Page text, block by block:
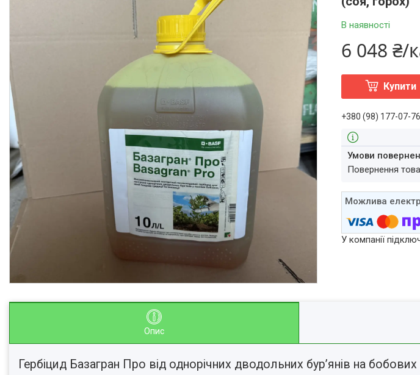
В наявності
6 048 ₴/
Купити
+380 (98) 177-07-76
повернення
У компанії
Опис
Гербіцид Базагран Про від однорічних дводольних бур’янів на